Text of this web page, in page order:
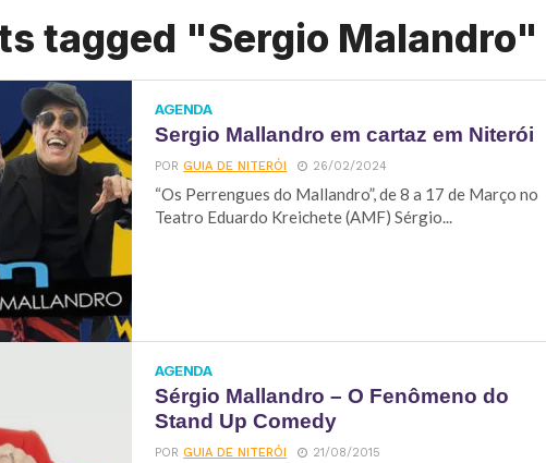
tagged "Sergio Malandro"
AGENDA
Sergio Mallandro em cartaz em Niterói
PORGUIA DE NITERÓI 26/02/2024
“Os Perrengues do Mallandro”, de 8 a 17 de Março no
Teatro Eduardo Kreichete (AMF) Sérgio...
AGENDA
Sérgio Mallandro – O Fenômeno do
Stand Up Comedy
PORGUIA DE NITERÓI 21/08/2015